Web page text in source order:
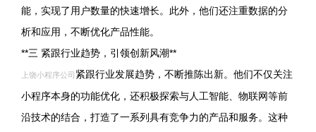
能，实现了用户数量的快速增长。此外，他们还注重数据的分
析和应用，不断优化产品性能。
**三 紧跟行业趋势，引领创新风潮**
上饶小程序公司 紧跟行业发展趋势，不断推陈出新。他们不仅关注
小程序本身的功能优化，还积极探索与人工智能、物联网等前
沿技术的结合，打造了一系列具有竞争力的产品和服务。这种